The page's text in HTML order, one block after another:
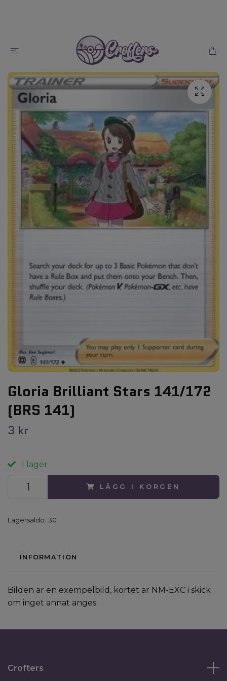
Gloria Brilliant Stars 141/172
(BRS 141)
3 kr
I lager
LÄGG I KORGEN
Lagersaldo: 30
INFORMATION
Bilden är en exempelbild, kortet är NM-EXC i skick
om inget annat anges.
Crofters